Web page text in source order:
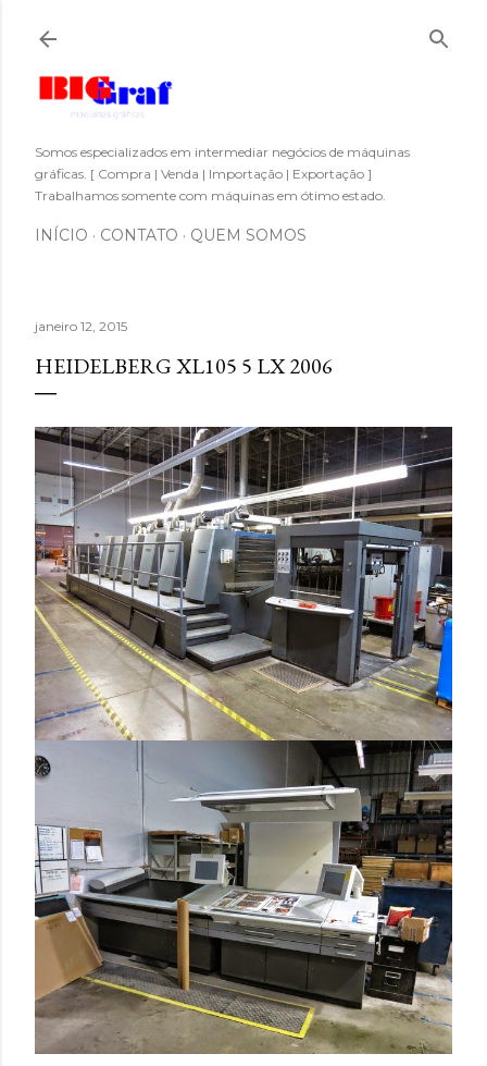
Somos especializados em intermediar negócios de máquinas
gráficas. [ Compra | Venda | Importação | Exportação ]
Trabalhamos somente com máquinas em ótimo estado.
INÍCIO CONTATO QUEM SOMOS
janeiro 12, 2015
HEIDELBERG XL105 5 LX 2006